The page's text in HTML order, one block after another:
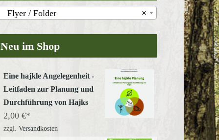
×
Flyer / Folder
Neu im Shop
Eine hajkle Angelegenheit -
Leitfaden zur Planung und
Durchführung von Hajks
2,00 €
zzgl. Versandkosten